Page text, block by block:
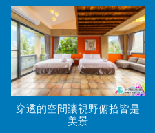
穿透的空間讓視野俯拾皆是
美景